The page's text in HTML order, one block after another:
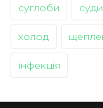
суглоби
холод
інфекція